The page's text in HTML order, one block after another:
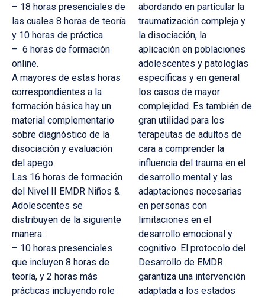
– 18 horas presenciales de
las cuales 8 horas de teoría
y 10 horas de práctica.
– 6 horas de formación
online.
A mayores de estas horas
correspondientes a la
formación básica hay un
material complementario
sobre diagnóstico de la
disociación y evaluación
del apego.
Las 16 horas de formación
del Nivel II EMDR Niños &
Adolescentes se
distribuyen de la siguiente
manera:
– 10 horas presenciales
que incluyen 8 horas de
teoría, y 2 horas más
prácticas incluyendo role
abordando en particular la
traumatización compleja y
la disociación, la
aplicación en poblaciones
adolescentes y patologías
específicas y en general
los casos de mayor
complejidad. Es también de
gran utilidad para los
terapeutas de adultos de
cara a comprender la
influencia del trauma en el
desarrollo mental y las
adaptaciones necesarias
en personas con
limitaciones en el
desarrollo emocional y
cognitivo. El protocolo del
Desarrollo de EMDR
garantiza una intervención
adaptada a los estados